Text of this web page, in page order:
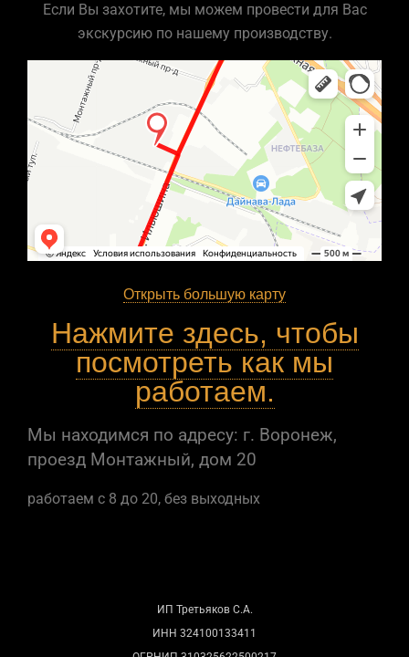
Если Вы захотите, мы можем провести для Вас
экскурсию по нашему производству.
Открыть большую карту
Нажмите здесь, чтобы
посмотреть как мы
работаем.
Мы находимся по адресу: г. Воронеж,
проезд Монтажный, дом 20
работаем с 8 до 20, без выходных
ИП Третьяков С.А.
ИНН 324100133411